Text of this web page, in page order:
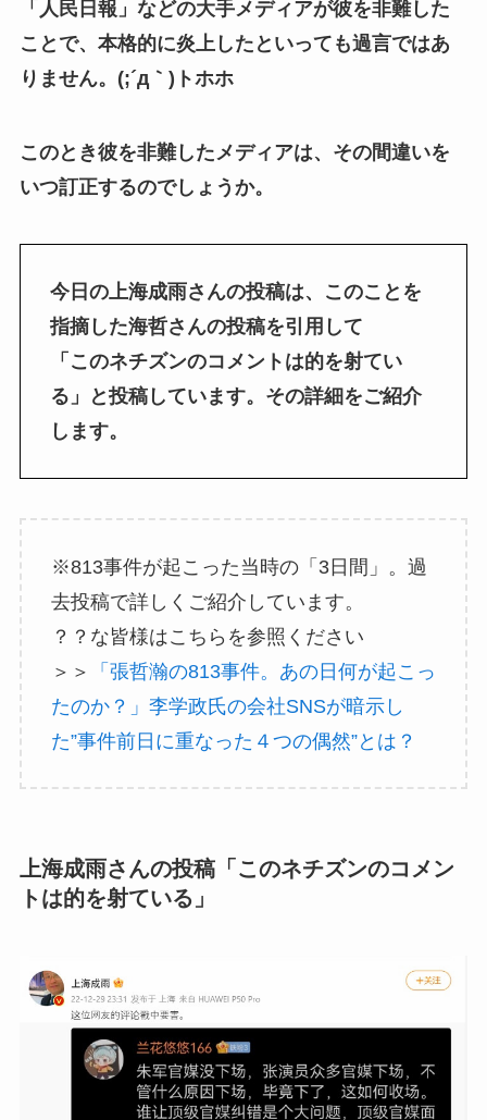
「人民日報」などの大手メディアが彼を非難した
ことで、本格的に炎上したといっても過言ではあ
りません。(;´д｀)トホホ
このとき彼を非難したメディアは、その間違いを
いつ訂正するのでしょうか。
今日の上海成雨さんの投稿は、このことを
指摘した海哲さんの投稿を引用して
「このネチズンのコメントは的を射てい
る」と投稿しています。その詳細をご紹介
します。
※813事件が起こった当時の「3日間」。過
去投稿で詳しくご紹介しています。
？？な皆様はこちらを参照ください
＞＞
「張哲瀚の813事件。あの日何が起こっ
たのか？」李学政氏の会社SNSが暗示し
た”事件前日に重なった４つの偶然”とは？
上海成雨さんの投稿「このネチズンのコメン
トは的を射ている」